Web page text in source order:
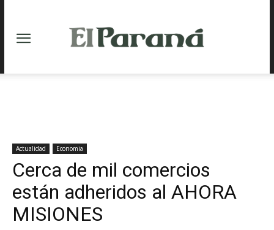
Actualidad Economia
Cerca de mil comercios
están adheridos al AHORA
MISIONES